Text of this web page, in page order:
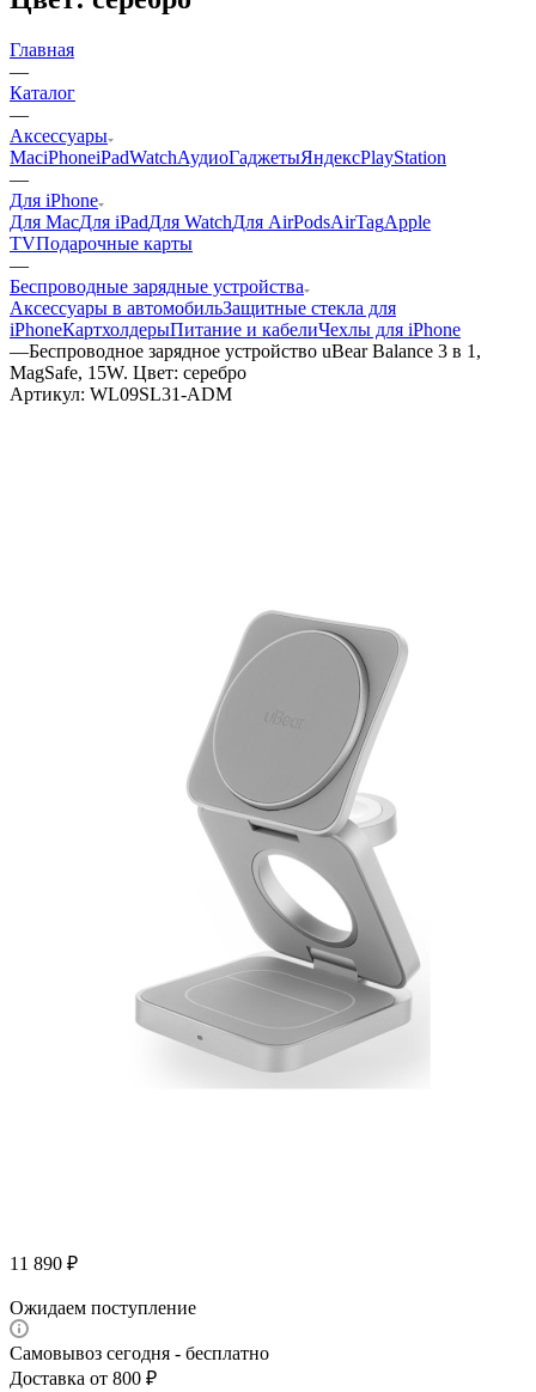
Главная
—
Каталог
—
Аксессуары
MaciPhoneiPadWatchАудиоГаджетыЯндексPlayStation
—
Для iPhone
Для MacДля iPadДля WatchДля AirPodsAirTagApple
TVПодарочные карты
—
Беспроводные зарядные устройства
Аксессуары в автомобильЗащитные стекла для
iPhoneКартхолдерыПитание и кабелиЧехлы для iPhone
—Беспроводное зарядное устройство uBear Balance 3 в 1,
MagSafe, 15W. Цвет: серебро
Артикул: WL09SL31-ADM
11 890 ₽
Ожидаем поступление
Самовывоз сегодня - бесплатно
Доставка от 800 ₽